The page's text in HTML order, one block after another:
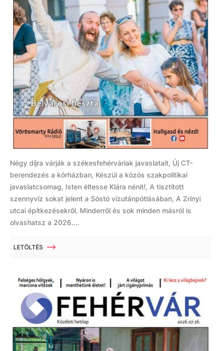
Négy díjra várják a székesfehérváriak javaslatait, Új CT-
berendezés a kórházban, Készül a közös szakpolitikai
javaslatcsomag, Isten éltesse Klára nénit!, A tisztított
szennyvíz sokat jelent a Sóstó vízutánpótlásában, A Zrínyi
utcai építkezésekről. Minderről és sok minden másról is
olvashatsz a 2026....
LETÖLTÉS